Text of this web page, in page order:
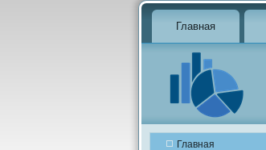
Главная
Главная